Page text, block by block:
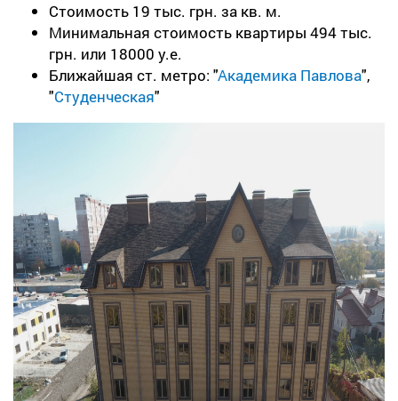
Стоимость 19 тыс. грн. за кв. м.
Минимальная стоимость квартиры 494 тыс.
грн. или 18000 у.е.
Ближайшая ст. метро: "Академика Павлова",
"Студенческая"